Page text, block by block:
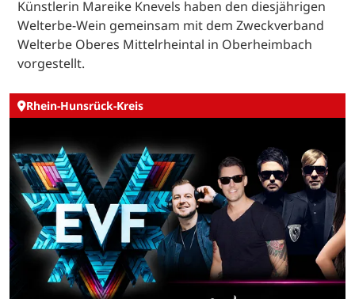
Künstlerin Mareike Knevels haben den diesjährigen
Welterbe-Wein gemeinsam mit dem Zweckverband
Welterbe Oberes Mittelrheintal in Oberheimbach
vorgestellt.
Rhein-Hunsrück-Kreis